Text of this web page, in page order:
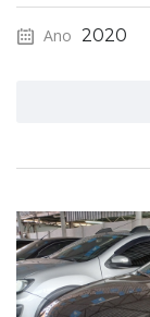
Ano 2020